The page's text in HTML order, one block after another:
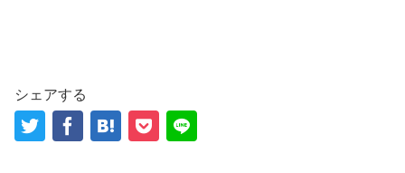
シェアする